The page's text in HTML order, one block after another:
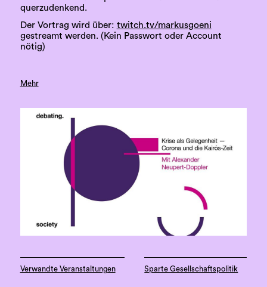
querzudenkend.
Der Vortrag wird über: twitch.tv/markusgoeni
gestreamt werden. (Kein Passwort oder Account
nötig)
Mehr
Verwandte Veranstaltungen Sparte Gesellschaftspolitik